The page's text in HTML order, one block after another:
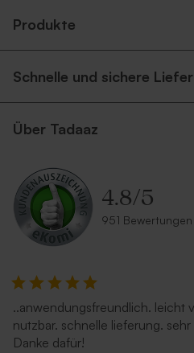
Produkte
Schnelle und sichere
Über Tadaaz
4.8/5
951 Bewertungen
..anwendungsfreundlich. leicht
nutzbar. schnelle lieferung.
Danke dafür!